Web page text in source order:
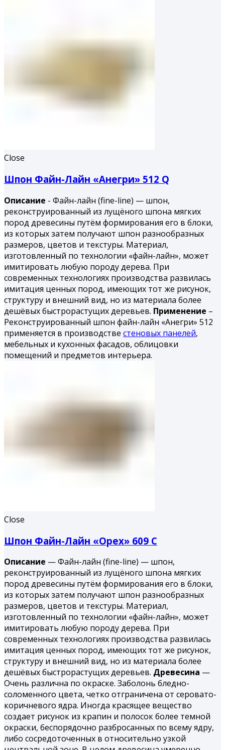
Close
Шпон Файн-Лайн «Анегри» 512 Q
Описание - Файн-лайн (fine-line) — шпон,
реконструированный из лущёного шпона мягких
пород древесины путём формирования его в блоки,
из которых затем получают шпон разнообразных
размеров, цветов и текстуры. Материал,
изготовленный по технологии «файн-лайн», может
имитировать любую породу дерева. При
современных технологиях производства развилась
имитация ценных пород, имеющих тот же рисунок,
структуру и внешний вид, но из материала более
дешёвых быстрорастущих деревьев. Применение –
Реконструированный шпон файн-лайн «Анегри» 512
применяется в производстве стеновых панелей,
мебельных и кухонных фасадов, облицовки
помещений и предметов интерьера.
Close
Шпон Файн-Лайн «Орех» 609 С
Описание — Файн-лайн (fine-line) — шпон,
реконструированный из лущёного шпона мягких
пород древесины путём формирования его в блоки,
из которых затем получают шпон разнообразных
размеров, цветов и текстуры. Материал,
изготовленный по технологии «файн-лайн», может
имитировать любую породу дерева. При
современных технологиях производства развилась
имитация ценных пород, имеющих тот же рисунок,
структуру и внешний вид, но из материала более
дешёвых быстрорастущих деревьев. Древесина —
Очень различна по окраске. Заболонь бледно-
соломенного цвета, четко отграничена от серовато-
коричневого ядра. Иногда красящее вещество
создает рисунок из крапин и полосок более темной
окраски, беспорядочно разбросанных по всему ядру,
либо сосредоточенных в относительно узкой